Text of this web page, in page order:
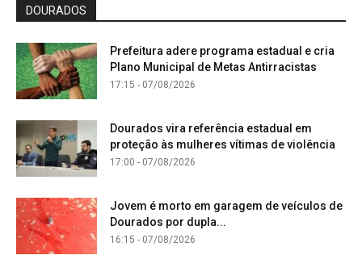
DOURADOS
Prefeitura adere programa estadual e cria
Plano Municipal de Metas Antirracistas
17:15 - 07/08/2026
Dourados vira referência estadual em
proteção às mulheres vítimas de violência
17:00 - 07/08/2026
Jovem é morto em garagem de veículos de
Dourados por dupla...
16:15 - 07/08/2026